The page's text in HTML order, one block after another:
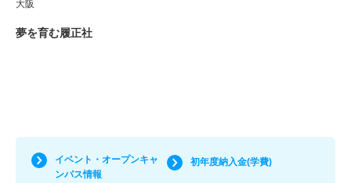
大阪
夢を育む履正社
イベント・オープンキャ
ンパス情報
初年度納入金(学費)